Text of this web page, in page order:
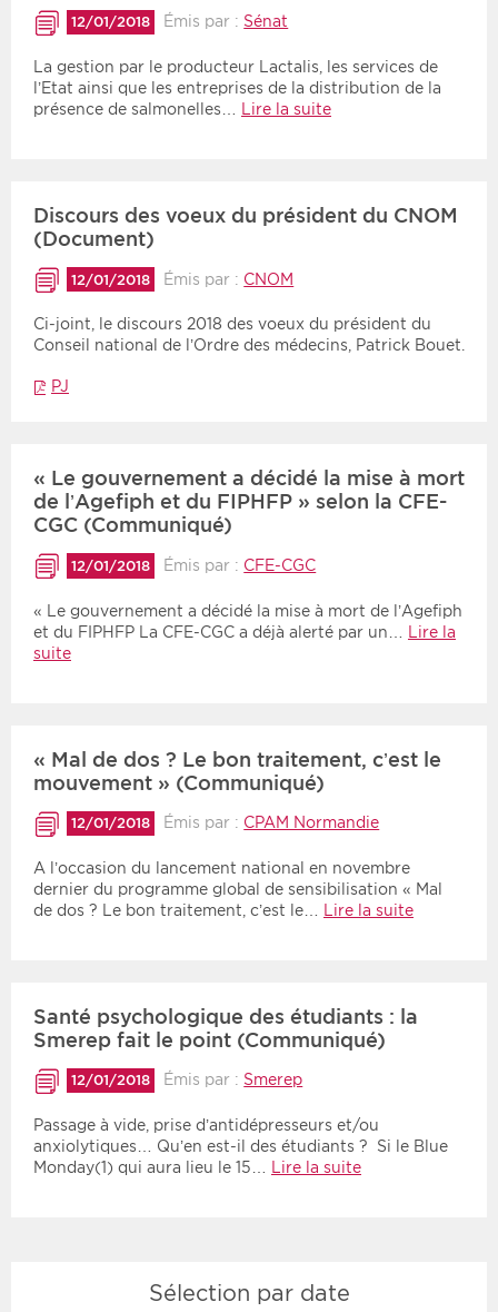
12/01/2018 Émis par : Sénat
La gestion par le producteur Lactalis, les services de
l’Etat ainsi que les entreprises de la distribution de la
présence de salmonelles…
Lire la suite
Discours des voeux du président du CNOM
(Document)
12/01/2018 Émis par : CNOM
Ci-joint, le discours 2018 des voeux du président du
Conseil national de l’Ordre des médecins, Patrick Bouet.
PJ
« Le gouvernement a décidé la mise à mort
de l’Agefiph et du FIPHFP » selon la CFE-
CGC (Communiqué)
12/01/2018 Émis par : CFE-CGC
« Le gouvernement a décidé la mise à mort de l’Agefiph
et du FIPHFP La CFE-CGC a déjà alerté par un… Lire la
suite
« Mal de dos ? Le bon traitement, c’est le
mouvement » (Communiqué)
12/01/2018 Émis par : CPAM Normandie
A l’occasion du lancement national en novembre
dernier du programme global de sensibilisation « Mal
de dos ? Le bon traitement, c’est le…
Lire la suite
Santé psychologique des étudiants : la
Smerep fait le point (Communiqué)
12/01/2018 Émis par : Smerep
Passage à vide, prise d’antidépresseurs et/ou
anxiolytiques… Qu’en est-il des étudiants ? Si le Blue
Monday(1) qui aura lieu le 15…
Lire la suite
Sélection par date